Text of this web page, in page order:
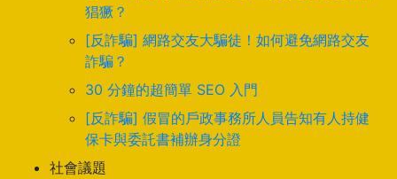
猖獗？
[反詐騙] 網路交友大騙徒！如何避免網路交友
詐騙？
30 分鐘的超簡單 SEO 入門
[反詐騙] 假冒的戶政事務所人員告知有人持健
保卡與委託書補辦身分證
社會議題